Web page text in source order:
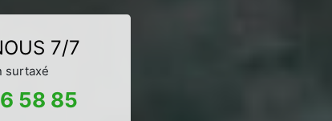
7/7
surtaxé
58 85